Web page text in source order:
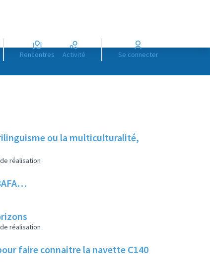
Rencontres Activité Se connecter
ou la multiculturalité,
réalisation
réalisation
faire connaitre la navette C140